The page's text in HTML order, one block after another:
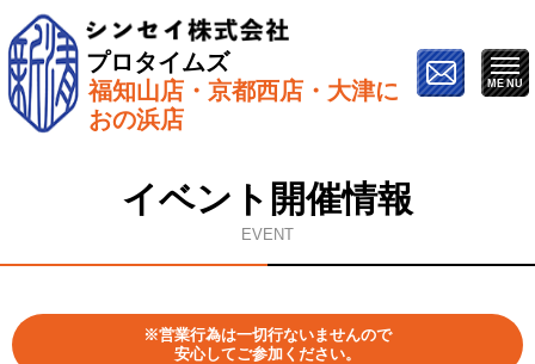
プロタイムズ
福知山店・京都西店・大津に
おの浜店
ホーム»イベント情報»11月30日（土）【ZOOMで開
催】オンライン塗り替え勉強会
イベント開催情報
EVENT
※営業行為は一切行ないませんので
安心してご参加ください。